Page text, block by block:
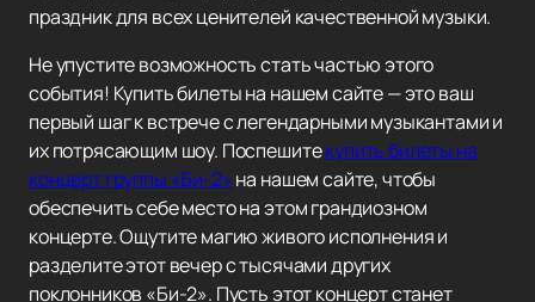
праздник для всех ценителей качественной музыки.
Не упустите возможность стать частью этого
события! Купить билеты на нашем сайте — это ваш
первый шаг к встрече с легендарными музыкантами и
их потрясающим шоу. Поспешитекупить билеты на
концерт группы «Би-2» на нашем сайте, чтобы
обеспечить себе место на этом грандиозном
концерте. Ощутите магию живого исполнения и
разделите этот вечер с тысячами других
поклонников «Би-2». Пусть этот концерт станет